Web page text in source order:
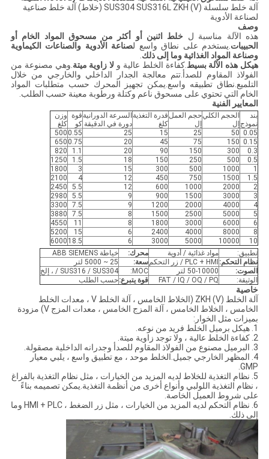
آلة خلط سلسلة SUS304 SUS316L ZKH (V) (خلاط) آلة خلط صناعية
لصناعة الأدوية
وصف
هذه الآلة مناسبة ل خلط اثنين أو أكثر من مسحوق المواد الخام أو
الحبيبات.يستخدم على نطاق واسع لصناعة الأدوية والصناعات الكيماوية
وصناعة المواد الغذائية وما إلى ذلك.
هيكل هذه الآلة بسيط.كفاءة الخلط عالية و لا زاوية ميتة.وهي مصنوعة من
الفولاذ المقاوم للصدأ.تتم معالجة الجدار الداخلي والخارجي من خلال
التلميع.نطاق تطبيقه واسع.يمكن تجهيز المحرك حسب متطلبات المواد
الخام التي تحتوي على مسحوق ناعم وكتلة ورطوبة معينة حسب الطلب.
المعايير الفنية
بند
نموذج
الحجم الكلي
إل
حجم العمل
إل
قدرة التغذية
كلغ
السرعة الدورانية
دورة في الدقيقة
قوة
كو
وزن
كلغ
0.05
50
25
15
25
0.55
500
0.15
150
75
45
20
0.75
650
0.3
300
150
90
20
1.1
820
0.5
500
250
150
18
1.5
1250
1
1000
500
300
15
3
1800
1.5
1500
750
450
12
4
2100
2
2000
1000
600
12
5.5
2450
3
3000
1500
900
9
5.5
2980
4
4000
2000
1200
9
7.5
3300
5
5000
2500
1500
8
7.5
3880
6
6000
3000
1800
8
11
4550
8
8000
4000
2400
6
15
5200
10
10000
5000
3000
6
18.5
6000
تطبيق:
مواد غذائية / أدوية محرك:
خياطة ABB SIEMENS
نظام التحكم: PLC + HMI / زر التحكم سعة:
25 ~ 5000 لتر
الصوت:
50-10000 لتر MOC:
SUS316 / SUS304 / ، إلخ
الوثيقة:
FAT / IQ / OQ / PQ قوةيتبرع:حسب الطلب
خاصية
آلة الخلط ZKH (V) (الخلاط الخامس ، آلة الخلط V ، معدات الخلط
الخامس ، الخلاط الخامس ، آلة المزج الخامس ، معدات المزج V) مزودة
بميزات مثل الخوار:
1. هيكل برميل الخلط فريد من نوعه.
2. كفاءة الخلط عالية ، ولا توجد زاوية ميتة.
3. البرميل مصنوع من الفولاذ المقاوم للصدأ وجدرانه الداخلية مصقولة.
4. المظهر الخارجي جميل.الخلط موحد ، مع تطبيق واسع ، يلبي معيار
GMP.
5. نظام التغذية للخلاط لديه المزيد من الخيارات ، مثل نظام التغذية بالفراغ
، نظام التغذية اللولبي وأنواع أخرى من أنظمة التغذية.يمكن تصميمه بناءً
على شروط العميل الخاصة.
6. نظام التحكم لديه المزيد من الخيارات ، مثل زر الضغط ، HMI + PLC وما
إلى ذلك.